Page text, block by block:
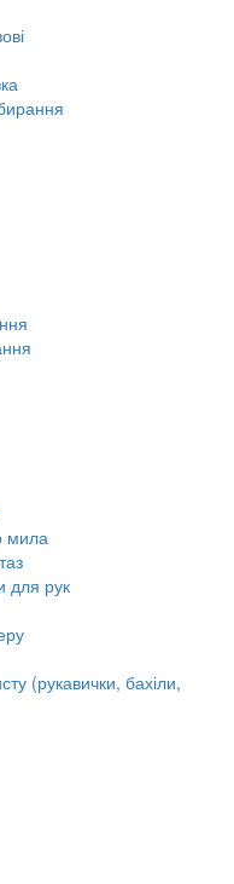
мила
для рук
(рукавички, бахіли,